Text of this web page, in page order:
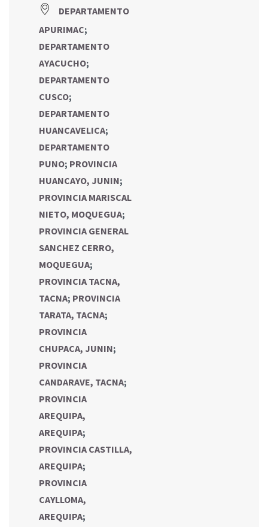
DEPARTAMENTO
APURIMAC;
DEPARTAMENTO
AYACUCHO;
DEPARTAMENTO
CUSCO;
DEPARTAMENTO
HUANCAVELICA;
DEPARTAMENTO
PUNO; PROVINCIA
HUANCAYO, JUNIN;
PROVINCIA MARISCAL
NIETO, MOQUEGUA;
PROVINCIA GENERAL
SANCHEZ CERRO,
MOQUEGUA;
PROVINCIA TACNA,
TACNA; PROVINCIA
TARATA, TACNA;
PROVINCIA
CHUPACA, JUNIN;
PROVINCIA
CANDARAVE, TACNA;
PROVINCIA
AREQUIPA,
AREQUIPA;
PROVINCIA CASTILLA,
AREQUIPA;
PROVINCIA
CAYLLOMA,
AREQUIPA;